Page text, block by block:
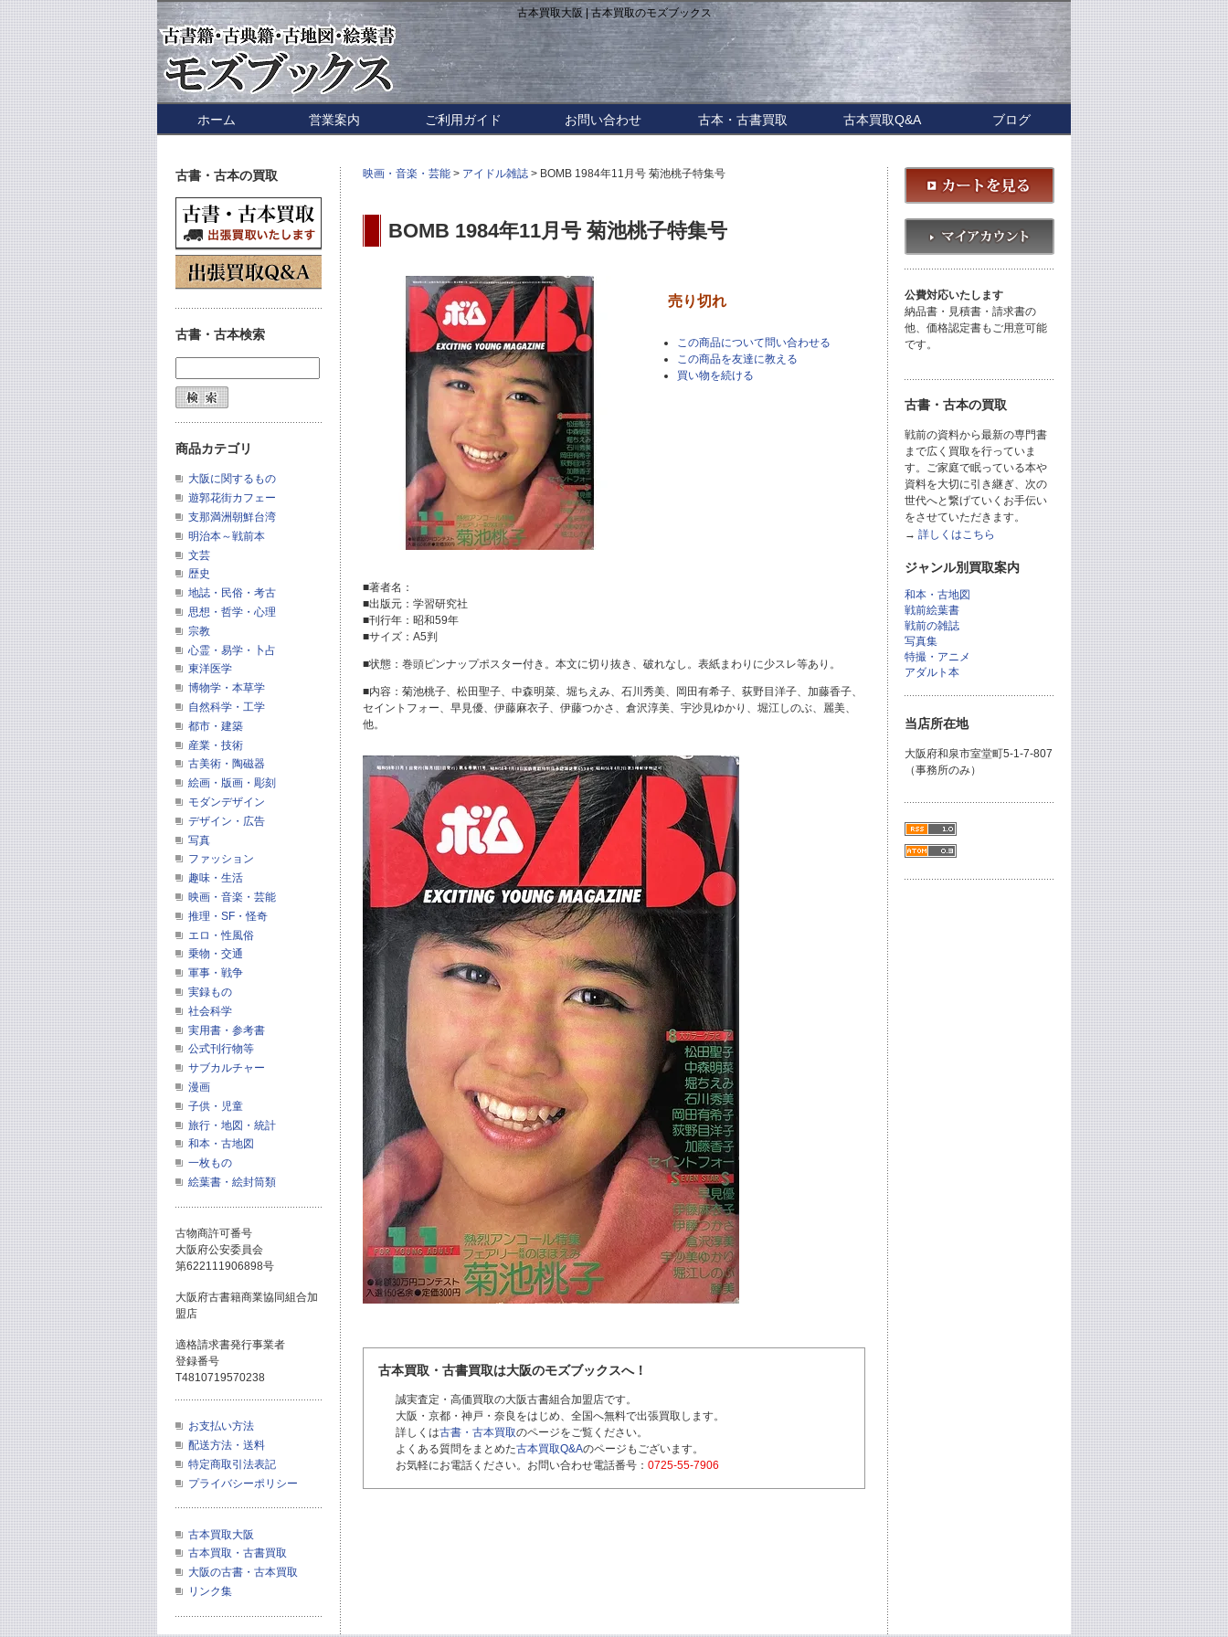
古本買取大阪 | 古本買取のモズブックス
ホーム 営業案内 ご利用ガイド お問い合わせ 古本・古書買取 古本買取Q&A ブログ
映画・音楽・芸能 > アイドル雑誌 > BOMB 1984年11月号 菊池桃子特集号
BOMB 1984年11月号 菊池桃子特集号
売り切れ
この商品について問い合わせる
この商品を友達に教える
買い物を続ける
■著者名：
■出版元：学習研究社
■刊行年：昭和59年
■サイズ：A5判
■状態：巻頭ピンナップポスター付き。本文に切り抜き、破れなし。表紙まわりに少スレ等あり。
■内容：菊池桃子、松田聖子、中森明菜、堀ちえみ、石川秀美、岡田有希子、荻野目洋子、加藤香子、
セイントフォー、早見優、伊藤麻衣子、伊藤つかさ、倉沢淳美、宇沙見ゆかり、堀江しのぶ、麗美、
他。
古本買取・古書買取は大阪のモズブックスへ！
誠実査定・高価買取の大阪古書組合加盟店です。
大阪・京都・神戸・奈良をはじめ、全国へ無料で出張買取します。
詳しくは古書・古本買取のページをご覧ください。
よくある質問をまとめた古本買取Q&Aのページもございます。
お気軽にお電話ください。お問い合わせ電話番号： 0725-55-7906
古書・古本の買取
古書・古本検索
商品カテゴリ
大阪に関するもの
遊郭花街カフェー
支那満洲朝鮮台湾
明治本～戦前本
文芸
歴史
地誌・民俗・考古
思想・哲学・心理
宗教
心霊・易学・卜占
東洋医学
博物学・本草学
自然科学・工学
都市・建築
産業・技術
古美術・陶磁器
絵画・版画・彫刻
モダンデザイン
デザイン・広告
写真
ファッション
趣味・生活
映画・音楽・芸能
推理・SF・怪奇
エロ・性風俗
乗物・交通
軍事・戦争
実録もの
社会科学
実用書・参考書
公式刊行物等
サブカルチャー
漫画
子供・児童
旅行・地図・統計
和本・古地図
一枚もの
絵葉書・絵封筒類
古物商許可番号
大阪府公安委員会
第622111906898号
大阪府古書籍商業協同組合加
盟店
適格請求書発行事業者
登録番号
T4810719570238
お支払い方法
配送方法・送料
特定商取引法表記
プライバシーポリシー
古本買取大阪
古本買取・古書買取
大阪の古書・古本買取
リンク集
公費対応いたします
納品書・見積書・請求書の
他、価格認定書もご用意可能
です。
古書・古本の買取
戦前の資料から最新の専門書
まで広く買取を行っていま
す。ご家庭で眠っている本や
資料を大切に引き継ぎ、次の
世代へと繋げていくお手伝い
をさせていただきます。
→ 詳しくはこちら
ジャンル別買取案内
和本・古地図
戦前絵葉書
戦前の雑誌
写真集
特撮・アニメ
アダルト本
当店所在地
大阪府和泉市室堂町5-1-7-807
（事務所のみ）